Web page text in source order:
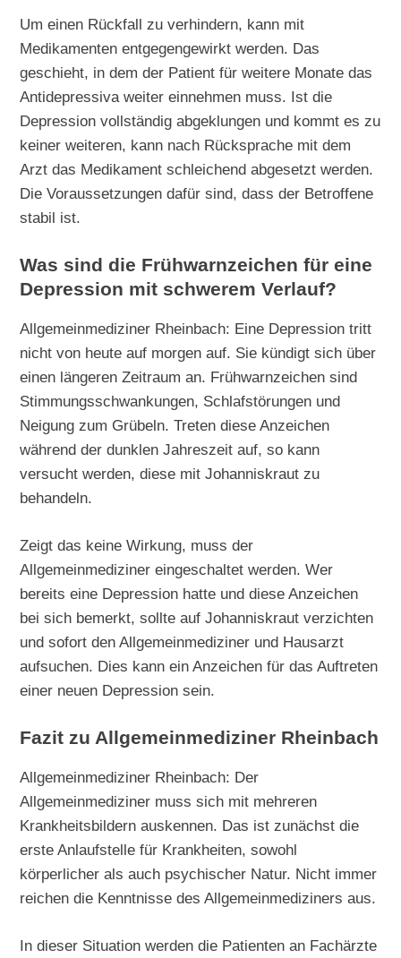
Um einen Rückfall zu verhindern, kann mit
Medikamenten entgegengewirkt werden. Das
geschieht, in dem der Patient für weitere Monate das
Antidepressiva weiter einnehmen muss. Ist die
Depression vollständig abgeklungen und kommt es zu
keiner weiteren, kann nach Rücksprache mit dem
Arzt das Medikament schleichend abgesetzt werden.
Die Voraussetzungen dafür sind, dass der Betroffene
stabil ist.
Was sind die Frühwarnzeichen für eine
Depression mit schwerem Verlauf?
Allgemeinmediziner Rheinbach: Eine Depression tritt
nicht von heute auf morgen auf. Sie kündigt sich über
einen längeren Zeitraum an. Frühwarnzeichen sind
Stimmungsschwankungen, Schlafstörungen und
Neigung zum Grübeln. Treten diese Anzeichen
während der dunklen Jahreszeit auf, so kann
versucht werden, diese mit Johanniskraut zu
behandeln.
Zeigt das keine Wirkung, muss der
Allgemeinmediziner eingeschaltet werden. Wer
bereits eine Depression hatte und diese Anzeichen
bei sich bemerkt, sollte auf Johanniskraut verzichten
und sofort den Allgemeinmediziner und Hausarzt
aufsuchen. Dies kann ein Anzeichen für das Auftreten
einer neuen Depression sein.
Fazit zu Allgemeinmediziner Rheinbach
Allgemeinmediziner Rheinbach: Der
Allgemeinmediziner muss sich mit mehreren
Krankheitsbildern auskennen. Das ist zunächst die
erste Anlaufstelle für Krankheiten, sowohl
körperlicher als auch psychischer Natur. Nicht immer
reichen die Kenntnisse des Allgemeinmediziners aus.
In dieser Situation werden die Patienten an Fachärzte